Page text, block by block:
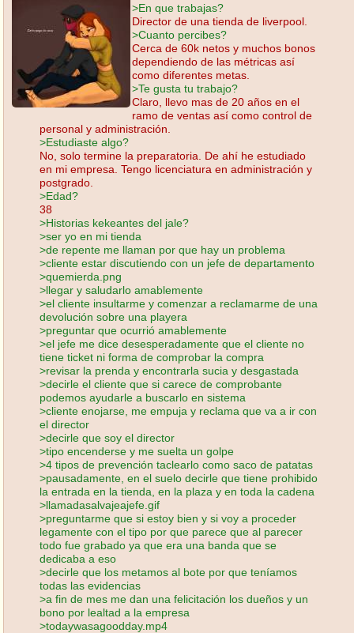
>En que trabajas?
Director de una tienda de liverpool.
>Cuanto percibes?
Cerca de 60k netos y muchos bonos
dependiendo de las métricas así
como diferentes metas.
>Te gusta tu trabajo?
Claro, llevo mas de 20 años en el
ramo de ventas así como control de
personal y administración.
>Estudiaste algo?
No, solo termine la preparatoria. De ahí he estudiado
en mi empresa. Tengo licenciatura en administración y
postgrado.
>Edad?
38
>Historias kekeantes del jale?
>ser yo en mi tienda
>de repente me llaman por que hay un problema
>cliente estar discutiendo con un jefe de departamento
>quemierda.png
>llegar y saludarlo amablemente
>el cliente insultarme y comenzar a reclamarme de una
devolución sobre una playera
>preguntar que ocurrió amablemente
>el jefe me dice desesperadamente que el cliente no
tiene ticket ni forma de comprobar la compra
>revisar la prenda y encontrarla sucia y desgastada
>decirle el cliente que si carece de comprobante
podemos ayudarle a buscarlo en sistema
>cliente enojarse, me empuja y reclama que va a ir con
el director
>decirle que soy el director
>tipo encenderse y me suelta un golpe
>4 tipos de prevención taclearlo como saco de patatas
>pausadamente, en el suelo decirle que tiene prohibido
la entrada en la tienda, en la plaza y en toda la cadena
>llamadasalvajeajefe.gif
>preguntarme que si estoy bien y si voy a proceder
legamente con el tipo por que parece que al parecer
todo fue grabado ya que era una banda que se
dedicaba a eso
>decirle que los metamos al bote por que teníamos
todas las evidencias
>a fin de mes me dan una felicitación los dueños y un
bono por lealtad a la empresa
>todaywasagoodday.mp4